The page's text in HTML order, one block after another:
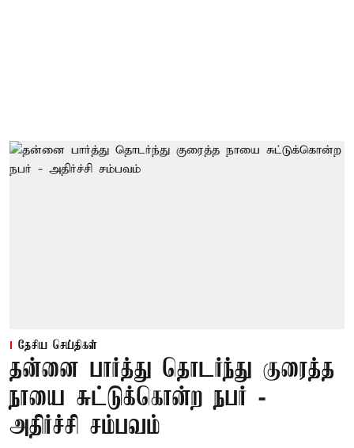
தேசிய செய்திகள்
தன்னை பார்த்து தொடர்ந்து குரைத்த
நாயை சுட்டுக்கொன்ற நபர் -
அதிர்ச்சி சம்பவம்